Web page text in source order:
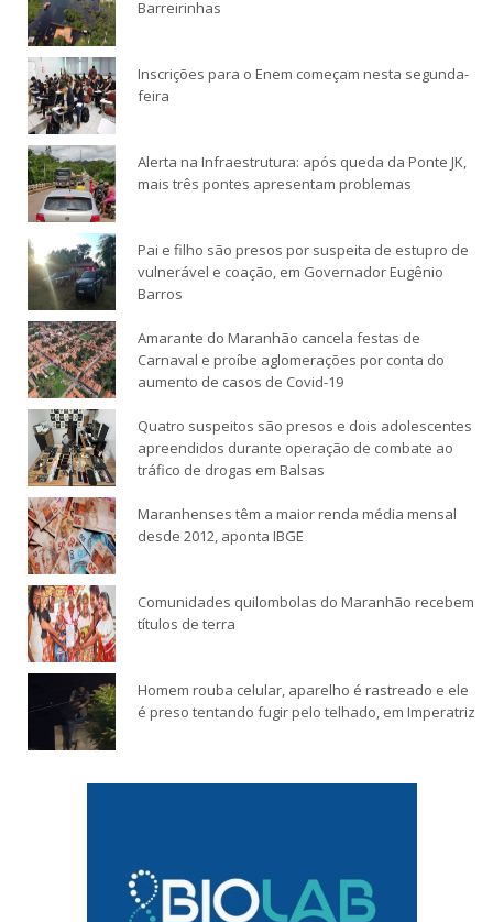
Barreirinhas
Inscrições para o Enem começam nesta segunda-
feira
Alerta na Infraestrutura: após queda da Ponte JK,
mais três pontes apresentam problemas
Pai e filho são presos por suspeita de estupro de
vulnerável e coação, em Governador Eugênio
Barros
Amarante do Maranhão cancela festas de
Carnaval e proíbe aglomerações por conta do
aumento de casos de Covid-19
Quatro suspeitos são presos e dois adolescentes
apreendidos durante operação de combate ao
tráfico de drogas em Balsas
Maranhenses têm a maior renda média mensal
desde 2012, aponta IBGE
Comunidades quilombolas do Maranhão recebem
títulos de terra
Homem rouba celular, aparelho é rastreado e ele
é preso tentando fugir pelo telhado, em Imperatriz